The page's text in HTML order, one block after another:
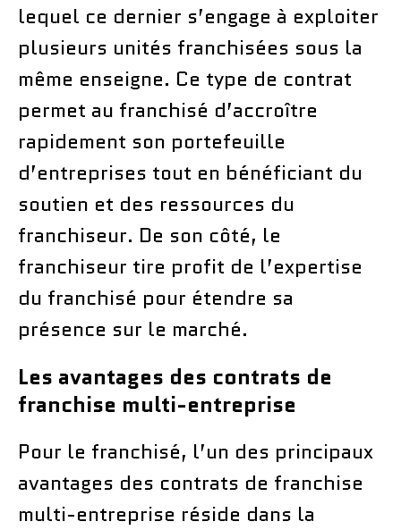
lequel ce dernier s’engage à exploiter
plusieurs unités franchisées sous la
même enseigne. Ce type de contrat
permet au franchisé d’accroître
rapidement son portefeuille
d’entreprises tout en bénéficiant du
soutien et des ressources du
franchiseur. De son côté, le
franchiseur tire profit de l’expertise
du franchisé pour étendre sa
présence sur le marché.
Les avantages des contrats de
franchise multi-entreprise
Pour le franchisé, l’un des principaux
avantages des contrats de franchise
multi-entreprise réside dans la